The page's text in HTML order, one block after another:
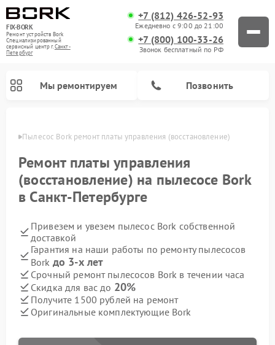
FIX-BORK
Ремонт устройств Bork
Специализированный
cервисный центр г.Санкт-
Петербург
+7 (812) 426-52-93
Ежедневно с 9:00 до 21:00
+7 (800) 100-33-26
Звонок бесплатный по РФ
Мы ремонтируем Позвонить
Пылесос Bork ремонт платы управления (восстановление)
Ремонт платы управления
(восстановление) на пылесосе Bork
в Санкт-Петербурге
Привезем и увезем пылесос Bork собственной
доставкой
Гарантия на наши работы по ремонту пылесосов
Bork до 3-х лет
Срочный ремонт пылесосов Bork в течении часа
Скидка для вас до 20%
Получите 1500 рублей на ремонт
Оригинальные комплектующие Bork